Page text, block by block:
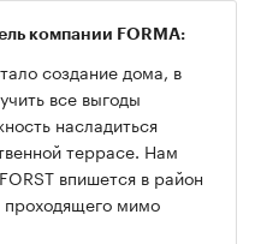
компании FORMA:
создание дома, в
все выгоды
насладиться
террасе. Нам
впишется в район
проходящего мимо